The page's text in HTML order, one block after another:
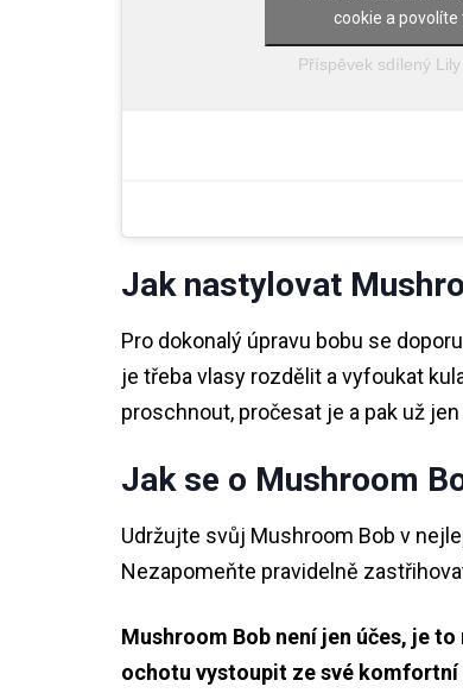
Příspěvek sdílený
cookie a
Jak nastylovat
Pro dokonalý úpravu bobu se
je třeba vlasy rozdělit a vyfoukat
proschnout, pročesat je a pak už
Jak se o Mushroom
Udržujte svůj Mushroom Bob v
Nezapomeňte pravidelně
Mushroom Bob není jen účes, je
ochotu vystoupit ze své